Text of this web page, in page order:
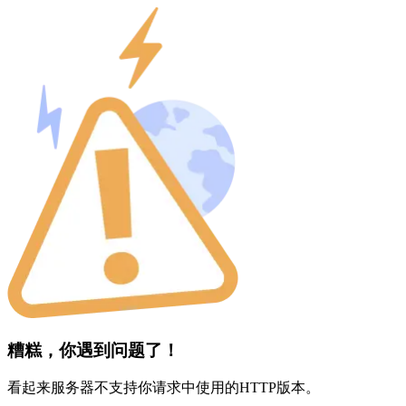
糟糕，你遇到问题了！
看起来服务器不支持你请求中使用的HTTP版本。